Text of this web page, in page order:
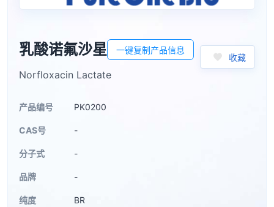
乳酸诺氟沙星 一键复制产品信息
收藏
Norfloxacin Lactate
产品编号 PK0200
CAS号 -
分子式 -
品牌 -
纯度 BR